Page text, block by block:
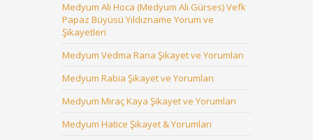
Medyum Ali Hoca (Medyum Ali Gürses) Vefk
Papaz Büyüsü Yıldızname Yorum ve
Şikayetleri
Medyum Vedma Rana Şikayet ve Yorumları
Medyum Rabia Şikayet ve Yorumları
Medyum Miraç Kaya Şikayet ve Yorumları
Medyum Hatice Şikayet & Yorumları